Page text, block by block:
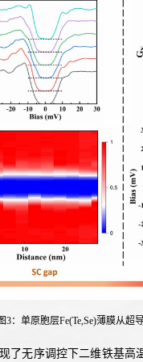
3：单原胞层Fe(Te,Se)薄膜从
了无序调控下二维铁基